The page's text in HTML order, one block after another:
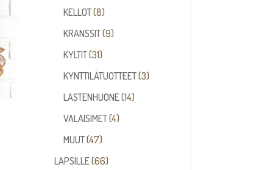
tuotetta
KELLOT 88
tuotetta
KRANSSIT 99
KYLTIT 3131
tuotetta
KYNTTILÄTUOTTEET 33
LASTENHUONE 1414
VALAISIMET 44
MUUT 4747
tuotetta
LAPSILLE 6666